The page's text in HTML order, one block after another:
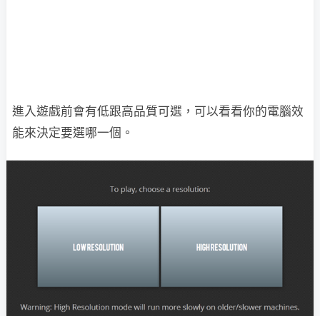
進入遊戲前會有低跟高品質可選，可以看看你的電腦效
能來決定要選哪一個。